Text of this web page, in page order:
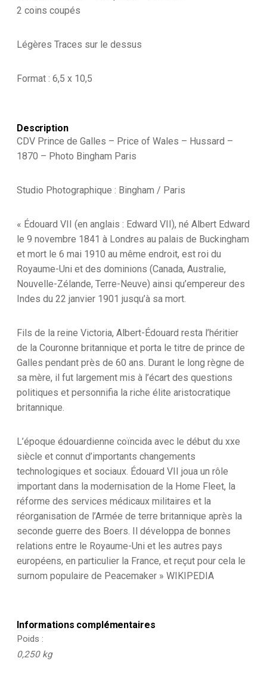
-
Prince
Wales
-
-
1870
-
Édouard
2 coins coupés
Légères Traces sur le dessus
Format : 6,5 x 10,5
Description
CDV Prince de Galles – Price of Wales – Hussard –
1870 – Photo Bingham Paris
Studio Photographique : Bingham / Paris
« Édouard VII (en anglais : Edward VII), né Albert Edward
le 9 novembre 1841 à Londres au palais de Buckingham
et mort le 6 mai 1910 au même endroit, est roi du
Royaume-Uni et des dominions (Canada, Australie,
Nouvelle-Zélande, Terre-Neuve) ainsi qu’empereur des
Indes du 22 janvier 1901 jusqu’à sa mort.
Fils de la reine Victoria, Albert-Édouard resta l’héritier
de la Couronne britannique et porta le titre de prince de
Galles pendant près de 60 ans. Durant le long règne de
sa mère, il fut largement mis à l’écart des questions
politiques et personnifia la riche élite aristocratique
britannique.
L’époque édouardienne coïncida avec le début du xxe
siècle et connut d’importants changements
technologiques et sociaux. Édouard VII joua un rôle
important dans la modernisation de la Home Fleet, la
réforme des services médicaux militaires et la
réorganisation de l’Armée de terre britannique après la
seconde guerre des Boers. Il développa de bonnes
relations entre le Royaume-Uni et les autres pays
européens, en particulier la France, et reçut pour cela le
surnom populaire de Peacemaker » WIKIPEDIA
Informations complémentaires
Poids
0,250 kg